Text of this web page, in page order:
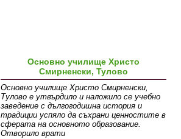
Основно училище Христо
Смирненски, Тулово
Основно училище Христо Смирненски,
Тулово е утвърдило и наложило се учебно
заведение с дългогодишна история и
традиции успяло да съхрани ценностите в
сферата на основното образование.
Отворило врати